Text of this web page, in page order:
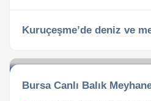
Kuruçeşme’de deniz ve
Bursa Canlı Balık